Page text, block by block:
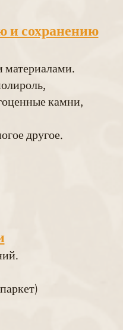
и сохранению
материалами.
камни,
другое.